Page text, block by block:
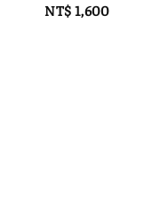
Regular
NT$ 1,600